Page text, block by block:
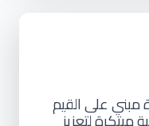
مبني على القيم
مبتكرة لتعزيز